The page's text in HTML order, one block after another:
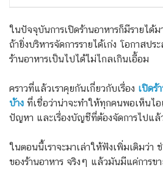
ในปัจจุบันการเปิดร้านอาหารก็มีรายได้
ถ้ายิ่งบริหารจัดการรายได้เก่ง โอกาสปร
ร้านอาหารเป็นไปได้ไม่ไกลเกินเอื้อม
คราวที่แล้วเราคุยกันเกี่ยวกับเรื่อง เปิดร้
บ้าง ที่เชื่อว่าน่าจะทำให้ทุกคนพอเห็นไอ
ปัญหา และเรื่องบัญชีที่ต้องจัดการไปแล้
ในตอนนี้เราจะมาเล่าให้ฟังเพิ่มเติมว่า
ของร้านอาหาร จริงๆ แล้วมันมีแค่การข